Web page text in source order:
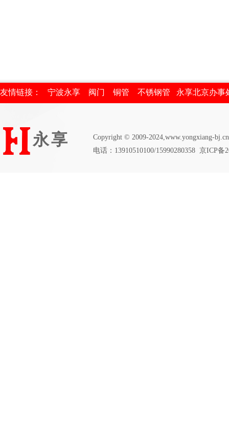
友情链接： 宁波永享 阀门 铜管 不锈钢管 永享北京办事
Copyright © 2009-2024,www.yongxiang-bj
电话 ： 13910510100/15990280358 京ICP备
永享